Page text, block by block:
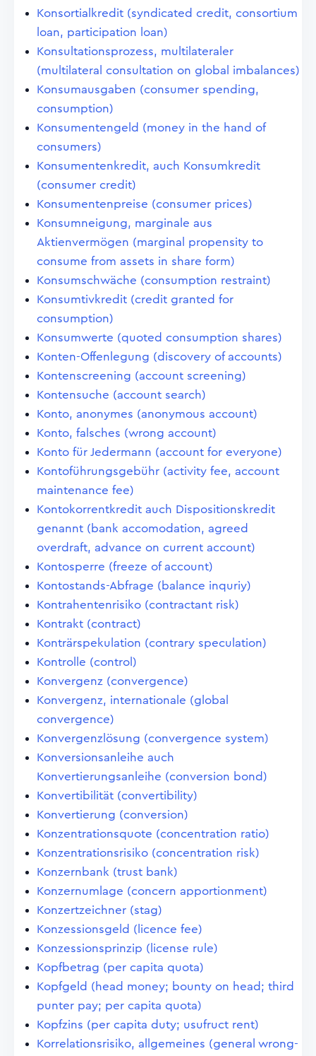
Konsortialkredit (syndicated credit, consortium
loan, participation loan)
Konsultationsprozess, multilateraler
(multilateral consultation on global imbalances)
Konsumausgaben (consumer spending,
consumption)
Konsumentengeld (money in the hand of
consumers)
Konsumentenkredit, auch Konsumkredit
(consumer credit)
Konsumentenpreise (consumer prices)
Konsumneigung, marginale aus
Aktienvermögen (marginal propensity to
consume from assets in share form)
Konsumschwäche (consumption restraint)
Konsumtivkredit (credit granted for
consumption)
Konsumwerte (quoted consumption shares)
Konten-Offenlegung (discovery of accounts)
Kontenscreening (account screening)
Kontensuche (account search)
Konto, anonymes (anonymous account)
Konto, falsches (wrong account)
Konto für Jedermann (account for everyone)
Kontoführungsgebühr (activity fee, account
maintenance fee)
Kontokorrentkredit auch Dispositionskredit
genannt (bank accomodation, agreed
overdraft, advance on current account)
Kontosperre (freeze of account)
Kontostands-Abfrage (balance inquriy)
Kontrahentenrisiko (contractant risk)
Kontrakt (contract)
Konträrspekulation (contrary speculation)
Kontrolle (control)
Konvergenz (convergence)
Konvergenz, internationale (global
convergence)
Konvergenzlösung (convergence system)
Konversionsanleihe auch
Konvertierungsanleihe (conversion bond)
Konvertibilität (convertibility)
Konvertierung (conversion)
Konzentrationsquote (concentration ratio)
Konzentrationsrisiko (concentration risk)
Konzernbank (trust bank)
Konzernumlage (concern apportionment)
Konzertzeichner (stag)
Konzessionsgeld (licence fee)
Konzessionsprinzip (license rule)
Kopfbetrag (per capita quota)
Kopfgeld (head money; bounty on head; third
punter pay; per capita quota)
Kopfzins (per capita duty; usufruct rent)
Korrelationsrisiko, allgemeines (general wrong-